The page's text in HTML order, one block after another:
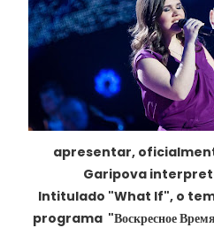
apresentar,
Garipova
Intitulado "What If", o
programa "Воскресное